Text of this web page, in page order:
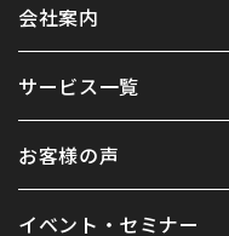
会社案内
サービス一覧
お客様の声
イベント・セミナー